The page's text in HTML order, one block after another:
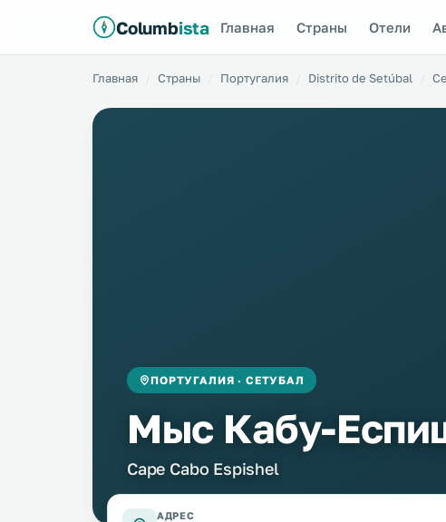
Columbista Главная Страны Отели
Главная Страны Португалия Distrito de Setúbal
ПОРТУГАЛИЯ · СЕТУБАЛ
Мыс Кабу-
Cape Cabo Espishel
АДРЕС